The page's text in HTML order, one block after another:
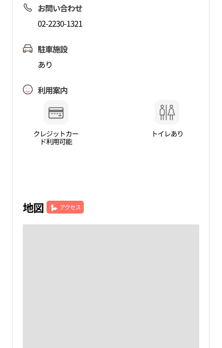
お問い合わせ
02-2230-1321
駐車施設
あり
利用案内
クレジットカー
ド利用可能
トイレあり
地図 アクセス